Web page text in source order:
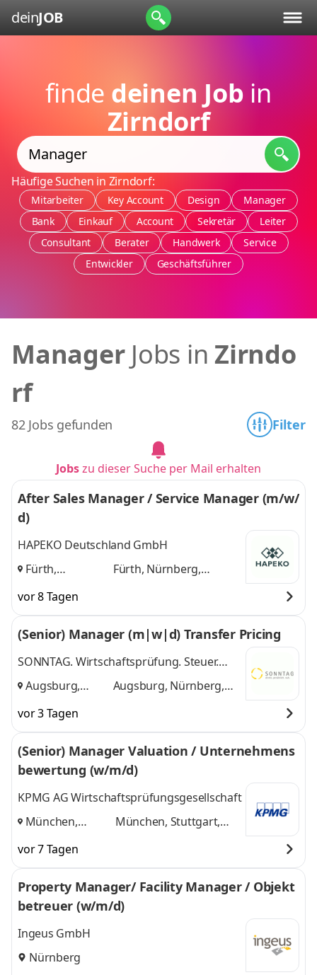
deinJOB
finde deinen Job in
Zirndorf
Häufige Suchen in Zirndorf:
Mitarbeiter Key Account Design
Manager
Bank
Einkauf Account Sekretär
Leiter
Consultant
Berater Handwerk
Service
Entwickler
Geschäftsführer
ManagerJobs in Zirndo
rf
82 Jobs gefunden Filter
Jobszu dieser Suche per Mail erhalten
After Sales Manager / Service Manager (m/w/
d)
HAPEKO Deutschland GmbH
Fürth,
Erlangen,
Fürth, Nürnberg,
vor 8 Tagen
(Senior) Manager (m|w|d) Transfer Pricing
SONNTAG. Wirtschaftsprüfung. Steuer.
Recht.
Augsburg,
Augsburg, Nürnberg,
vor 3 Tagen
(Senior) Manager Valuation / Unternehmens
bewertung (w/m/d)
KPMG AG Wirtschaftsprüfungsgesellschaft
München,
Nürnberg,
München, Stuttgart,
vor 7 Tagen
Property Manager/ Facility Manager / Objekt
betreuer (w/m/d)
Ingeus GmbH
Nürnberg